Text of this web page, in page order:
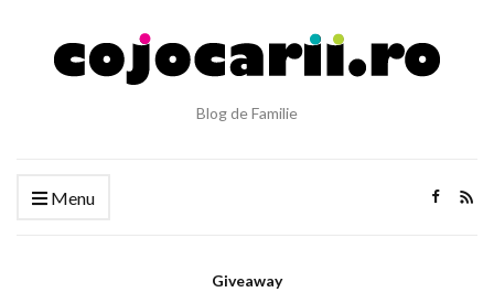
Blog de Familie
Menu
Giveaway